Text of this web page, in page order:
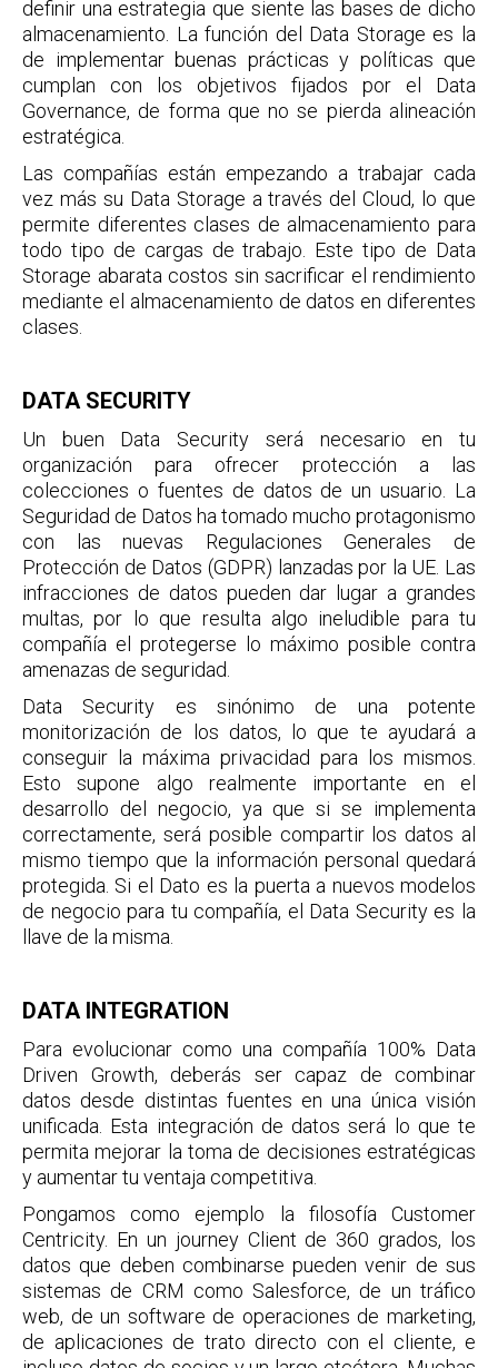
definir una estrategia que siente las bases de dicho
almacenamiento. La función del Data Storage es la
de implementar buenas prácticas y políticas que
cumplan con los objetivos fijados por el Data
Governance, de forma que no se pierda alineación
estratégica.
Las compañías están empezando a trabajar cada
vez más su Data Storage a través del Cloud, lo que
permite diferentes clases de almacenamiento para
todo tipo de cargas de trabajo. Este tipo de Data
Storage abarata costos sin sacrificar el rendimiento
mediante el almacenamiento de datos en diferentes
clases.
DATA SECURITY
Un buen Data Security será necesario en tu
organización para ofrecer protección a las
colecciones o fuentes de datos de un usuario. La
Seguridad de Datos ha tomado mucho protagonismo
con las nuevas Regulaciones Generales de
Protección de Datos (GDPR) lanzadas por la UE. Las
infracciones de datos pueden dar lugar a grandes
multas, por lo que resulta algo ineludible para tu
compañía el protegerse lo máximo posible contra
amenazas de seguridad.
Data Security es sinónimo de una potente
monitorización de los datos, lo que te ayudará a
conseguir la máxima privacidad para los mismos.
Esto supone algo realmente importante en el
desarrollo del negocio, ya que si se implementa
correctamente, será posible compartir los datos al
mismo tiempo que la información personal quedará
protegida. Si el Dato es la puerta a nuevos modelos
de negocio para tu compañía, el Data Security es la
llave de la misma.
DATA INTEGRATION
Para evolucionar como una compañía 100% Data
Driven Growth, deberás ser capaz de combinar
datos desde distintas fuentes en una única visión
unificada. Esta integración de datos será lo que te
permita mejorar la toma de decisiones estratégicas
y aumentar tu ventaja competitiva.
Pongamos como ejemplo la filosofía Customer
Centricity. En un journey Client de 360 grados, los
datos que deben combinarse pueden venir de sus
sistemas de CRM como Salesforce, de un tráfico
web, de un software de operaciones de marketing,
de aplicaciones de trato directo con el cliente, e